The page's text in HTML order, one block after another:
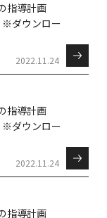
指導計画
※ダウンロー
2022.11.24
指導計画
※ダウンロー
2022.11.24
指導計画